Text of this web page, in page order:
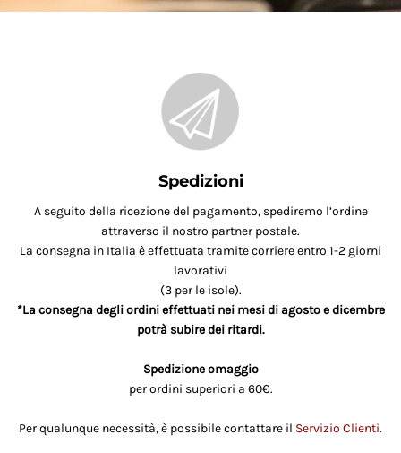
Spedizioni
A seguito della ricezione del pagamento, spediremo l’ordine
attraverso il nostro partner postale.
La consegna in Italia è effettuata tramite corriere entro 1-2 giorni
lavorativi
(3 per le isole).
*La consegna degli ordini effettuati nei mesi di agosto e dicembre
potrà subire dei ritardi.
Spedizione omaggio
per ordini superiori a 60€.
Per qualunque necessità, è possibile contattare il Servizio Clienti.